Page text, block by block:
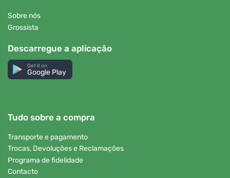
Sobre nós
Grossista
Descarregue a aplicação
Get it on
Google Play
Tudo sobre a compra
Transporte e pagamento
Trocas, Devoluções e Reclamações
Programa de fidelidade
Contacto